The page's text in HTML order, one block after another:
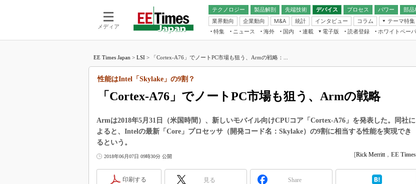
メディア
テクノロジー 製品解剖
先端技術
電池／エネルギー
デバイス
アナログ
マイコン
プロセス パワー 部品
無線
業界動向
企業動向 M&A 統計 インタビュー コラム
テーマ特集
フィジカルAI
読者調査（EE Times Research）
エレクトロニクス入門（EDN
IoT
人
特集 ニュース 海外 国内
連載
福田昭のデバイス通信
大山聡の業界スコープ
リタイア直前エンジニアの社会人大
学漂流記
電子版
電子ブックレット
読者登録 ホワイトペー
EE Times Japan > LSI > 「Cortex-A76」でノートPC市場も狙う、Armの戦略：...
「Cortex-A76」でノートPC市場も狙う、Armの戦略
性能はIntel「Skylake」の9割？
Armは2018年5月31日（米国時間）、新しいモバイル向けCPUコア「Cortex-A76」を発表した。同社に
よると、Intelの最新「Core」プロセッサ（開発コード名：Skylake）の9割に相当する性能を実現でき
るという。
2018年06月07日 09時30分 公開 [Rick Merritt， EE Times
印刷する 見る Share